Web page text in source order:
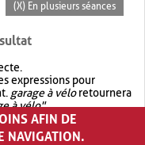
(X) En plusieurs séances
expressions pour
garage à véloretournera
à vélo".
avec OR.garage OR vélo
quegarage à vélo
AFIN DE
NAVIGATION.